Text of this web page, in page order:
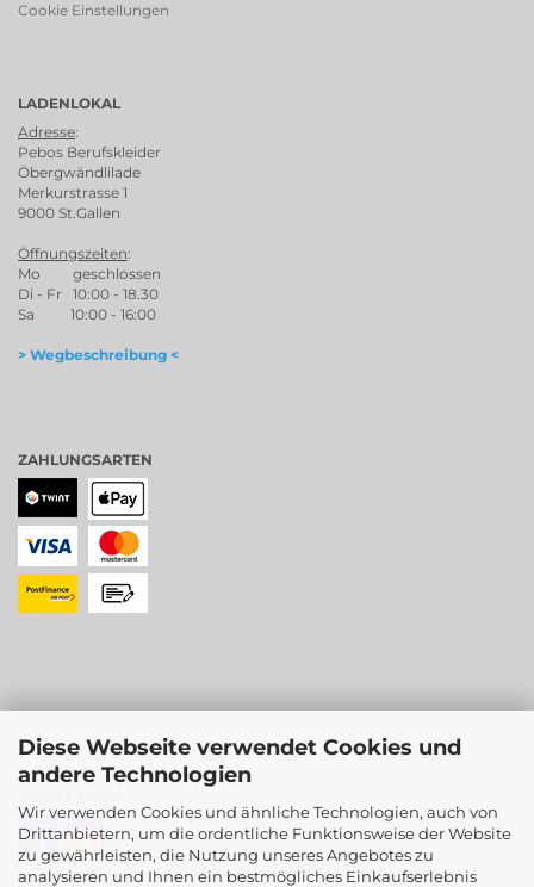
Diese Webseite verwendet Cookies und
andere Technologien
Wir verwenden Cookies und ähnliche Technologien, auch von
Drittanbietern, um die ordentliche Funktionsweise der Website
zu gewährleisten, die Nutzung unseres Angebotes zu
analysieren und Ihnen ein bestmögliches Einkaufserlebnis
Cookie Einstellungen
LADENLOKAL
Adresse:
Pebos Berufskleider
Öbergwändlilade
Merkurstrasse 1
9000 St.Gallen
Öffnungszeiten:
Mo geschlossen
Di - Fr 10:00 - 18.30
Sa 10:00 - 16:00
> Wegbeschreibung <
ZAHLUNGSARTEN